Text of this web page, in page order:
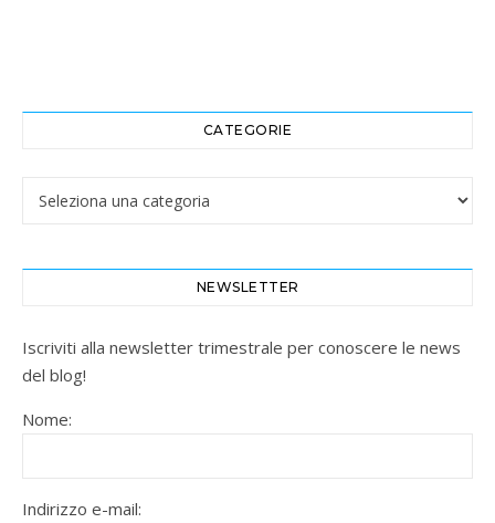
CATEGORIE
Categorie
NEWSLETTER
Iscriviti alla newsletter trimestrale per conoscere le news
del blog!
Nome:
Indirizzo e-mail: